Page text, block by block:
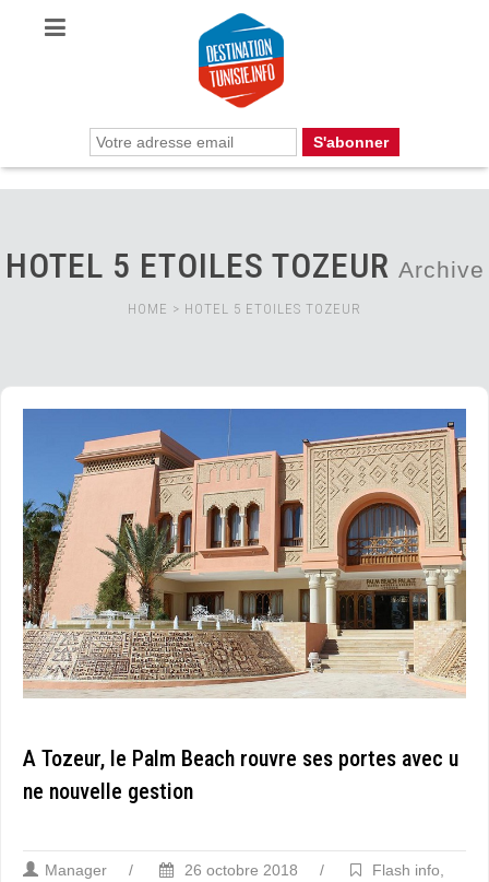
HOTEL 5 ETOILES TOZEUR Archive
HOME > HOTEL 5 ETOILES TOZEUR
A Tozeur, le Palm Beach rouvre ses portes avec u
ne nouvelle gestion
Manager / 26 octobre 2018 / Flash info